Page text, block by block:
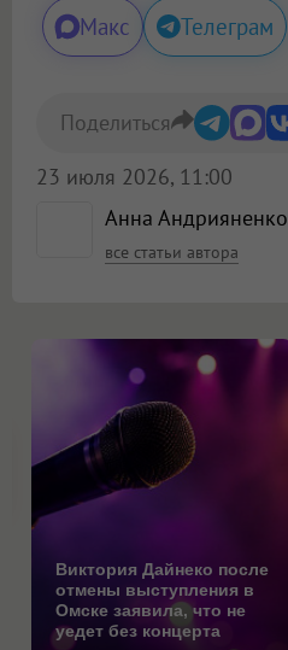
Макс Телеграм
Анна Андрияненко
все статьи автора
23 июля 2026, 11:00
Поделиться
Виктория Дайнеко после
отмены выступления в
Омске заявила, что не
уедет без концерта